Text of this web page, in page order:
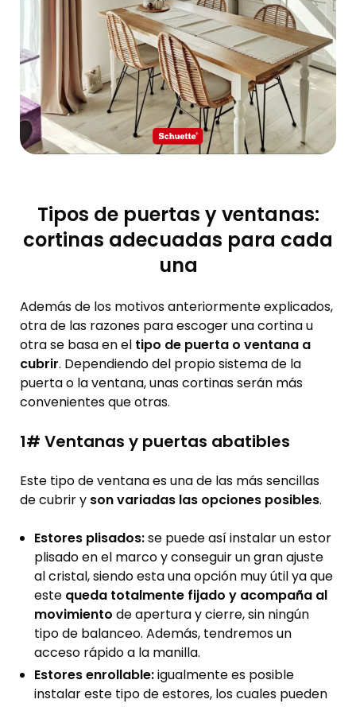
Tipos de puertas y ventanas:
cortinas adecuadas para cada
una
Además de los motivos anteriormente explicados,
otra de las razones para escoger una cortina u
otra se basa en el tipo de puerta o ventana a
cubrir. Dependiendo del propio sistema de la
puerta o la ventana, unas cortinas serán más
convenientes que otras.
1# Ventanas y puertas abatibles
Este tipo de ventana es una de las más sencillas
de cubrir y son variadas las opciones posibles.
Estores plisados:se puede así instalar un estor
plisado en el marco y conseguir un gran ajuste
al cristal, siendo esta una opción muy útil ya que
este queda totalmente fijado y acompaña al
movimiento de apertura y cierre, sin ningún
tipo de balanceo. Además, tendremos un
acceso rápido a la manilla.
Estores enrollable:igualmente es posible
instalar este tipo de estores, los cuales pueden